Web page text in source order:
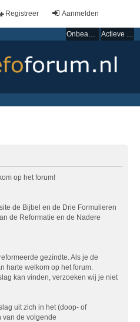
Aanmelden
Registreer
Onbeantwoorde onderwerpen Actieve onderwerpen
op het forum!
de Bijbel en de Drie Formulieren
de Reformatie en de Nadere
gezindte. Als je de
harte welkom op het forum.
kan vinden, verzoeken wij je niet
uit zich in het (doop- of
van de volgende